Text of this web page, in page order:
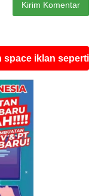
seperti ini